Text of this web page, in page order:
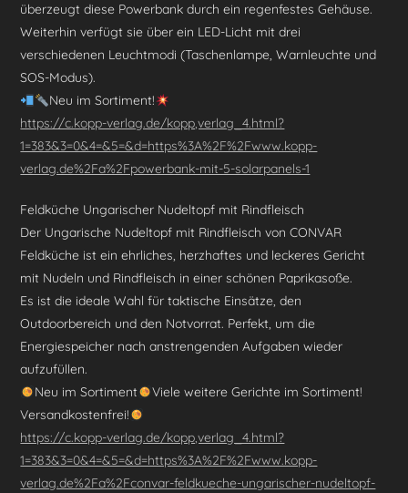
überzeugt diese Powerbank durch ein regenfestes Gehäuse.
Weiterhin verfügt sie über ein LED-Licht mit drei
verschiedenen Leuchtmodi (Taschenlampe, Warnleuchte und
SOS-Modus).
Neu im Sortiment!
https://c.kopp-verlag.de/kopp,verlag_4.html?
1=383&3=0&4=&5=&d=https%3A%2F%2Fwww.kopp-
verlag.de%2Fa%2Fpowerbank-mit-5-solarpanels-1
Feldküche Ungarischer Nudeltopf mit Rindfleisch
Der Ungarische Nudeltopf mit Rindfleisch von CONVAR
Feldküche ist ein ehrliches, herzhaftes und leckeres Gericht
mit Nudeln und Rindfleisch in einer schönen Paprikasoße.
Es ist die ideale Wahl für taktische Einsätze, den
Outdoorbereich und den Notvorrat. Perfekt, um die
Energiespeicher nach anstrengenden Aufgaben wieder
aufzufüllen.
Neu im Sortiment
Viele weitere Gerichte im Sortiment!
Versandkostenfrei!
https://c.kopp-verlag.de/kopp,verlag_4.html?
1=383&3=0&4=&5=&d=https%3A%2F%2Fwww.kopp-
verlag.de%2Fa%2Fconvar-feldkueche-ungarischer-nudeltopf-